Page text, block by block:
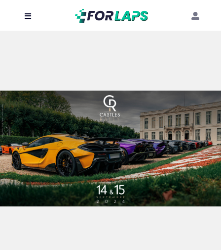
Organisateur
Blog